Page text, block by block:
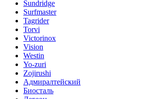
Sundridge
Surfmaster
Tagrider
Torvi
Victorinox
Vision
Westin
Yo-zuri
Zojirushi
Адмиралтейский
Биосталь